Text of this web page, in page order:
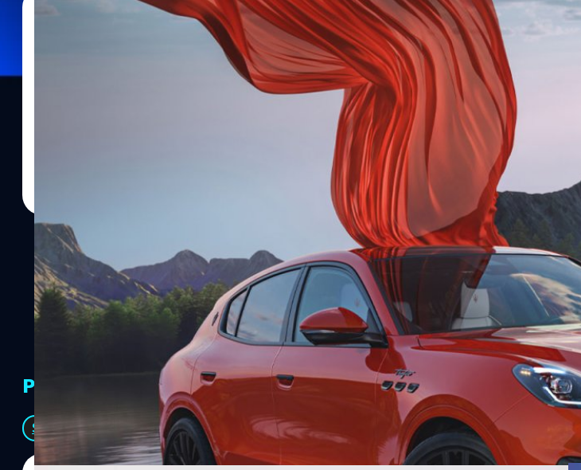
| 434 days ago
ลองขับ Maserati ‘Grecale’ ทั้ง 2 สไตล์ ‘Trofeo’ และ ‘Folgore’ สายซิ่งต้อง
ปิยะเทพ ศิวากาศ ผู้อำนวยการฝ่ายปฏิบัติการ มาเซราติ ประเทศไทย กล่าวว่า “มาเซราติ เป็นยนตรกรรมลัก
ชัวรี่สปอร์ตที่กำเนิดจากสนามแข่ง จึงมีดีเอ็นเอของความเป็นสปอร์ตอยู่ใน มาเซราติ ทุกรุ่น ผสมผสานกับ
ความพิถิพิถันของชาวอิตาเลียน ส่งผลให้ มาเซราติ เป็นยนตรกรรมที่มอบประสบการณ์พิเศษให้ผู้ครอบครอง
ในแบบที่พบไม่ได้กับแบรนด์อื่นๆ ซึ่งครั้งนี้ นับว่าพิเศษกว่าที่เคย เพราะ มาเซราติ ประเทศไทย จัดทดสอบ
พร้อมกัน ทั้งรุ่นที่ใช้เครื่องยนต์ และรุ่นที่ขับเคลื่อนด้วยไฟฟ้า 100% ที่ล้วนมาพร้อมความแรงแบบสุดขั้ว”
สัมผัสแรกดีไซน์ของ Grecale ทั้งสองรุ่นยังคงเส้นสายอิตาเลียนสุดหรู สปอร์ตแบบคูเป้ ข้างในตกแต่ง
พรีเมียมจัดเต็มด้วยหนังแท้ คาร์บอนไฟเบอร์ จอคู่ขนาดใหญ่ และเครื่องเสียง Sonus Faber ให้ฟีลเหมือนฟัง
คอนเสิร์ตอยู่ในรถ เสียงดี แต่เป็นที่รู้กันว่าเหมาะกับเสียงเพลงที่เบสไม่แน่นและเน้นเสียงร้องมากกว่า พวง
มาลัย หนักสะใจ สำหรับคนตัวสูงหายกังวลใจได้ นั่งแล้วไม่รู้สึกอึดอัด มีพื้นที่ให้วางขาอีกเยอะ Grecale
Trofeo ในส่วนของ Grecale Trofeo ยกเครื่อง Nettuno จากซูเปอร์คาร์ MC20 มาใส่ให้ ขุมพลัง…
PR Partners
See All